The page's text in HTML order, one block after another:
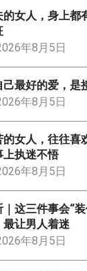
的女人，身上都
年8月5日
己最好的爱，是
年8月5日
的女人，往往喜
上执迷不悟
年8月5日
｜这三件事会“
最让男人着迷
年8月5日